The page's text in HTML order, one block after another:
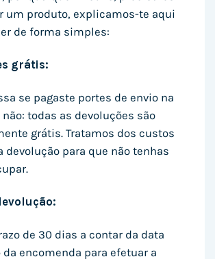
um produto, explicamos-te aqui
de forma simples:
grátis:
se pagaste portes de envio na
todas as devoluções são
grátis. Tratamos dos custos
devolução para que não tenhas
de 30 dias a contar da data
da encomenda para efetuar a